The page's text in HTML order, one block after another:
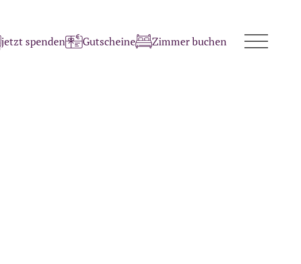
jetzt spenden Gutscheine Zimmer buchen